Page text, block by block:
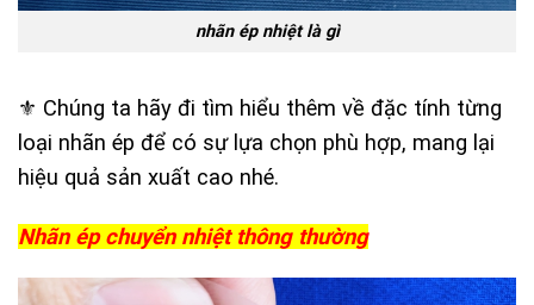
nhãn ép nhiệt là gì
⚜️ Chúng ta hãy đi tìm hiểu thêm về đặc tính từng
loại nhãn ép để có sự lựa chọn phù hợp, mang lại
hiệu quả sản xuất cao nhé.
Nhãn ép chuyển nhiệt thông thường